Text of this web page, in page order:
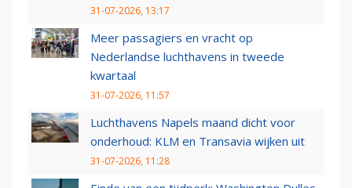
31-07-2026, 13:17
Meer passagiers en vracht op
Nederlandse luchthavens in tweede
kwartaal
31-07-2026, 11:57
Luchthavens Napels maand dicht voor
onderhoud: KLM en Transavia wijken uit
31-07-2026, 11:28